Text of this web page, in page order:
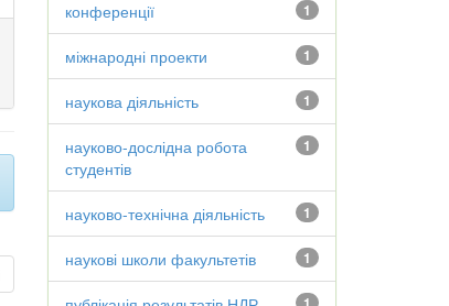
1
конференції
1
міжнародні проекти
1
наукова діяльність
1
науково-дослідна робота
студентів
1
науково-технічна діяльність
1
наукові школи факультетів